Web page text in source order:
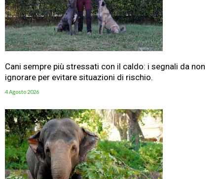
Cani sempre più stressati con il caldo: i segnali da non
ignorare per evitare situazioni di rischio.
4 Agosto 2026